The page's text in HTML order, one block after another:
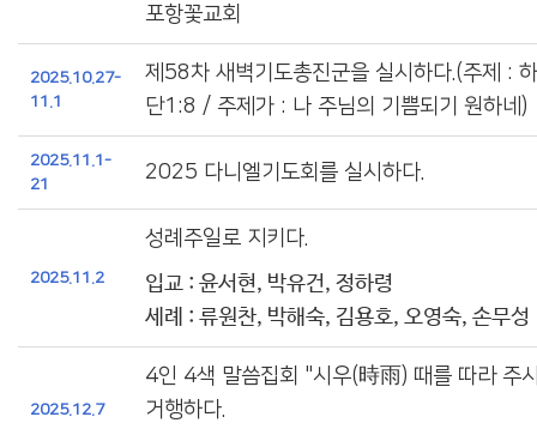
포항꽃교회
2025.10.27-
11.1
제58차 새벽기도총진군을 실시하다.(주제 :
단1:8 / 주제가 : 나 주님의 기쁨되기 원하네)
2025.11.1-
21
2025 다니엘기도회를 실시하다.
2025.11.2
성례주일로 지키다.
입교 : 윤서현, 박유건, 정하령
세례 : 류원찬, 박해숙, 김용호, 오영숙, 손무성
2025.12.7
4인 4색 말씀집회 "시우(時雨) 때를 따라 주
거행하다.